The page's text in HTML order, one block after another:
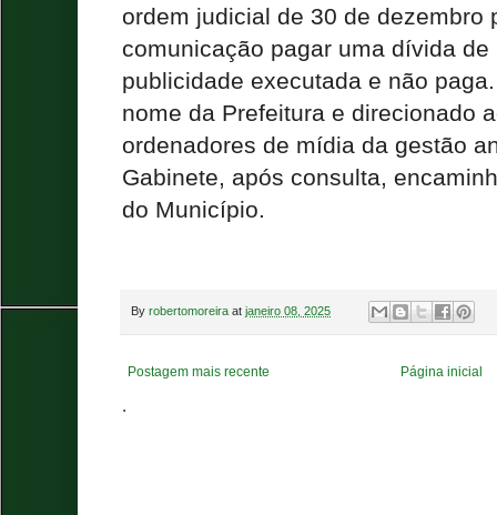
ordem judicial de 30 de dezembro
comunicação pagar uma dívida
publicidade executada e não
nome da Prefeitura e direcionado
ordenadores de mídia da gestão
Gabinete, após consulta,
do Município.
By robertomoreira at janeiro 08, 2025
Postagem mais recente Página inicial
.